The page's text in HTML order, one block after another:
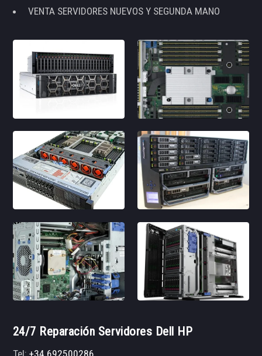
VENTA SERVIDORES NUEVOS Y SEGUNDA MANO
24/7 Reparación Servidores Dell HP
Tel:+34 692500286